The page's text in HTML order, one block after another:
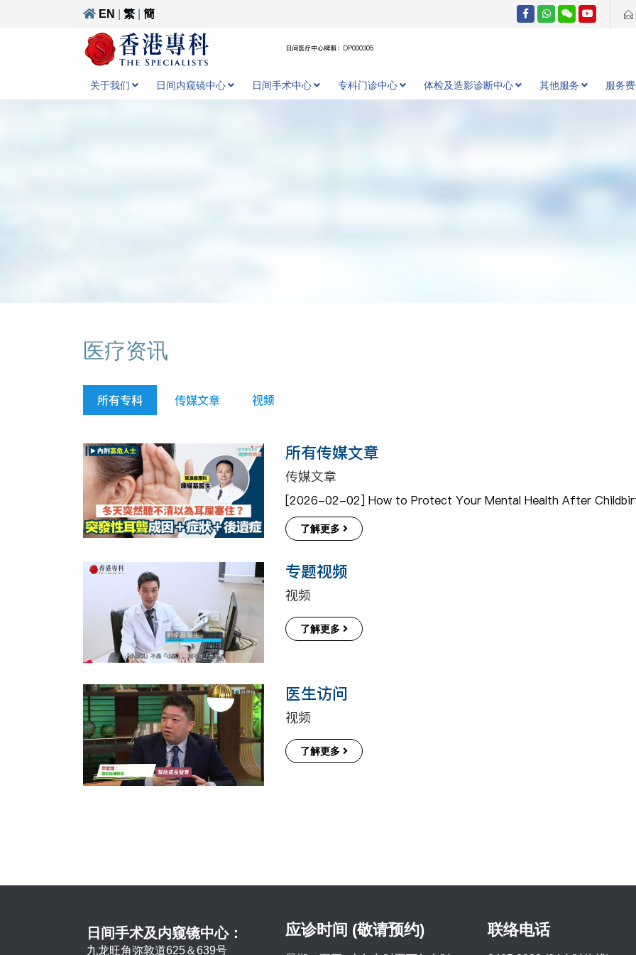
EN 繁 簡
日间医疗中心牌照：DP000305
关于我们 日间内窥镜中心 日间手术中心 专科门诊中心 体检及造影诊断中心 其他服务 服务
医疗资讯
所有专科 传媒文章 视频
所有传媒文章
传媒文章
[2026-02-02] How to Protect Your Mental Health After
了解更多
专题视频
视频
了解更多
医生访问
视频
了解更多
日间手术及内窥镜中心：
九龙旺角弥敦道625＆639号
应诊时间 (敬请预约) 联络电话